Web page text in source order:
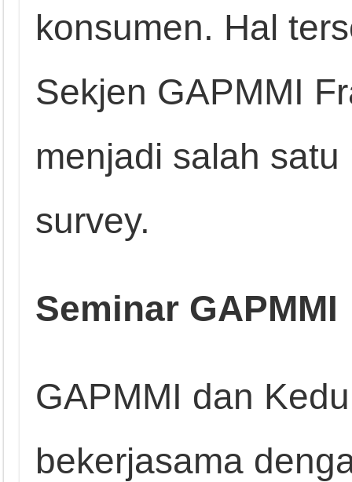
konsumen. Hal
Sekjen GAPMMI
menjadi salah
survey.
Seminar GAPMMI
GAPMMI dan
bekerjasama